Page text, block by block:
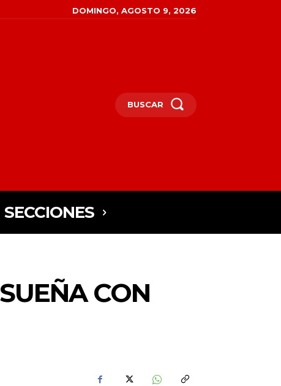
DOMINGO, AGOSTO 9, 2026
BUSCAR
SECCIONES
CON